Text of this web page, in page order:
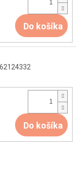
Do košíka
Do košíka